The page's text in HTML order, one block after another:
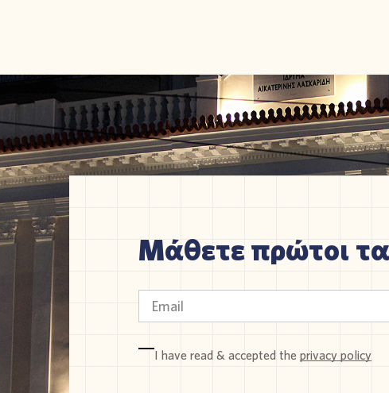
Μάθετε πρώτοι
I have read & accepted theprivacy policy